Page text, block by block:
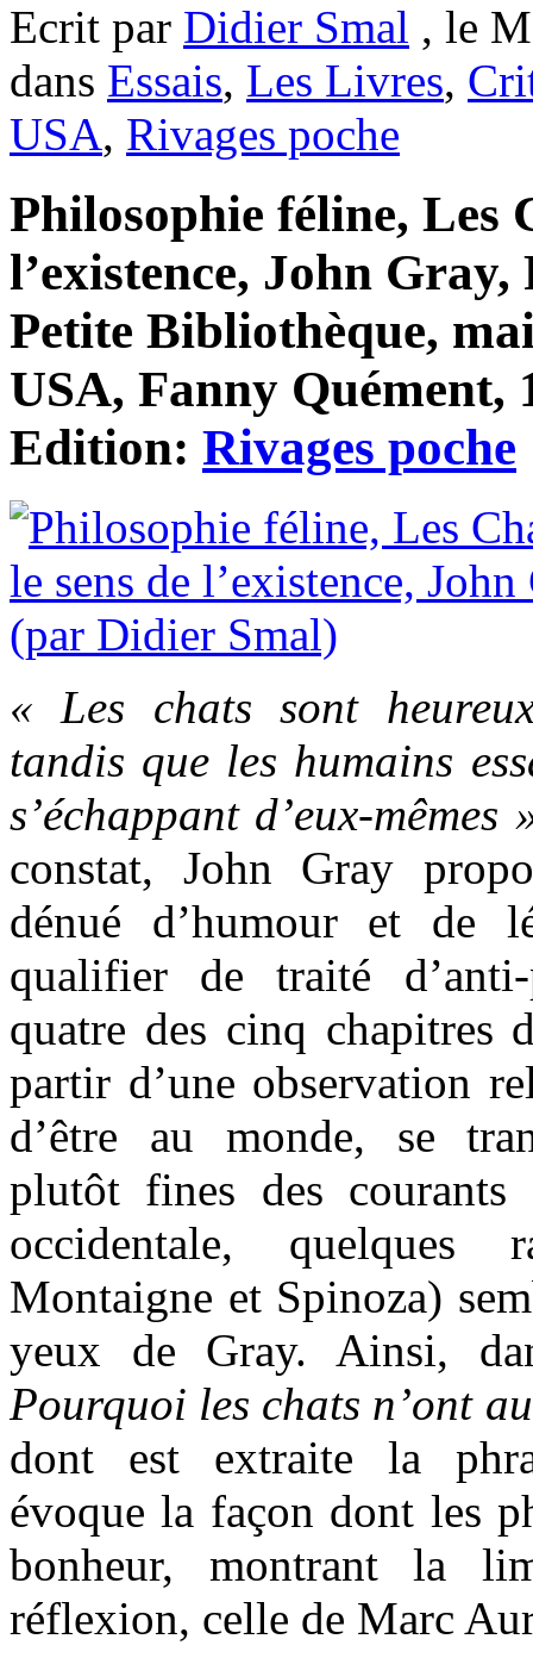
Ecrit par Didier Smal , le
dans Essais, Les Livres,
USA, Rivages poche
Philosophie féline, Les
l’existence, John Gray,
Petite Bibliothèque,
USA, Fanny Quément,
Edition: Rivages poche
« Les chats sont
tandis que les humains
s’échappant d’eux-mêmes
constat, John Gray
dénué d’humour et de
qualifier de traité
quatre des cinq chapitres
partir d’une observation
d’être au monde, se
plutôt fines des courants
occidentale, quelques
Montaigne et Spinoza)
yeux de Gray. Ainsi,
Pourquoi les chats n’ont
dont est extraite la
évoque la façon dont les
bonheur, montrant la
réflexion, celle de Marc